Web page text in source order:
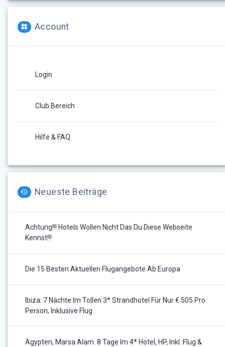
Account
Login
Club Bereich
Hilfe & FAQ
Neueste Beiträge
Achtung!!! Hotels Wollen Nicht Das Du Diese Webseite
Kennst!!!
Die 15 Besten Aktuellen Flugangebote Ab Europa
Ibiza: 7 Nächte Im Tollen 3* Strandhotel Für Nur € 505 Pro
Person, Inklusive Flug
Ägypten, Marsa Alam: 8 Tage Im 4* Hotel, HP, Inkl. Flug &